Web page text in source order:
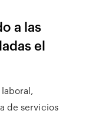
a las
el
de servicios